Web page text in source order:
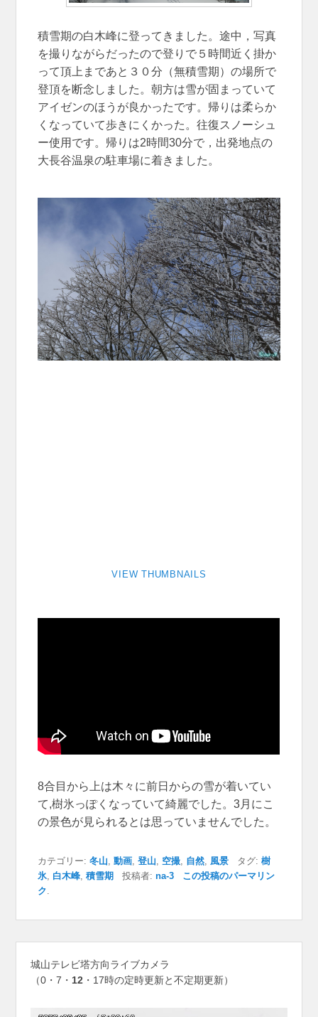
積雪期の白木峰に登ってきました。途中，写真
を撮りながらだったので登りで５時間近く掛か
って頂上まであと３０分（無積雪期）の場所で
登頂を断念しました。朝方は雪が固まっていて
アイゼンのほうが良かったです。帰りは柔らか
くなっていて歩きにくかった。往復スノーシュ
ー使用です。帰りは2時間30分で，出発地点の
大長谷温泉の駐車場に着きました。
VIEW THUMBNAILS
8合目から上は木々に前日からの雪が着いてい
て,樹氷っぽくなっていて綺麗でした。3月にこ
の景色が見られるとは思っていませんでした。
カテゴリー:冬山,動画,登山, 空撮, 自然, 風景 タグ:樹
氷, 白木峰,積雪期 投稿者:na-3
この投稿のパーマリン
ク.
城山テレビ塔方向ライブカメラ
（0・7・ 12 ・17時の定時更新と不定期更新）